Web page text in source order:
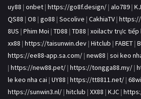
uy88 | onbet | https://go8f.design/ | alo789 |
QS88 | O8 | go88 | Socolive | CakhiaTV |
8US | Phim Moi | TD88 | TD88 | xoilactv trực tiếp
xx88 | https://taisunwin.dev | Hitclub | FABET |
https://ee88-app.sa.com/ | new88 | soi keo
| https://new88.pet/ | https://tongga88.my/ |
le keo nha cai | UY88 | https://tt8811.net/ |
https://sunwin3.nl/ | hitclub | XX88 | KJC |